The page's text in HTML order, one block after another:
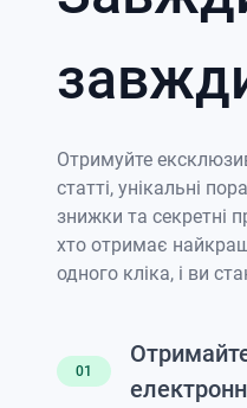
Отримуйте
статті, унікальні
знижки та секретні
хто отримає
одного кліка, і ви
01